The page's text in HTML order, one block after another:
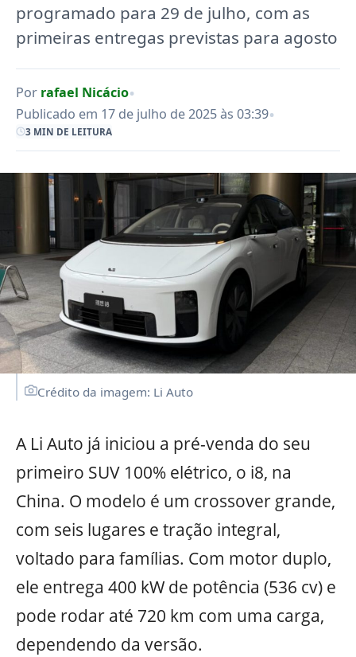
programado para 29 de julho, com as
primeiras entregas previstas para agosto
Por rafael Nicácio•
Publicado em 17 de julho de 2025 às 03:39•
3 MIN DE LEITURA
Crédito da imagem: Li Auto
A Li Auto já iniciou a pré-venda do seu
primeiro SUV 100% elétrico, o i8, na
China. O modelo é um crossover grande,
com seis lugares e tração integral,
voltado para famílias. Com motor duplo,
ele entrega 400 kW de potência (536 cv) e
pode rodar até 720 km com uma carga,
dependendo da versão.